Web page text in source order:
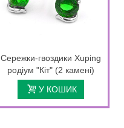
Сережки-гвоздики Xuping
родіум "Кіт" (2 камені)
У КОШИК